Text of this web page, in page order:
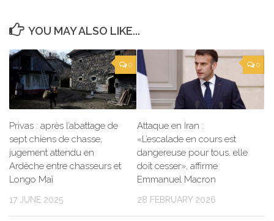
YOU MAY ALSO LIKE...
0
Privas : après l’abattage de
sept chiens de chasse,
jugement attendu en
Ardèche entre chasseurs et
Longo Maï
17 JUNE 2025
0
Attaque en Iran :
«L’escalade en cours est
dangereuse pour tous, elle
doit cesser», affirme
Emmanuel Macron
28 FEBRUARY 2026